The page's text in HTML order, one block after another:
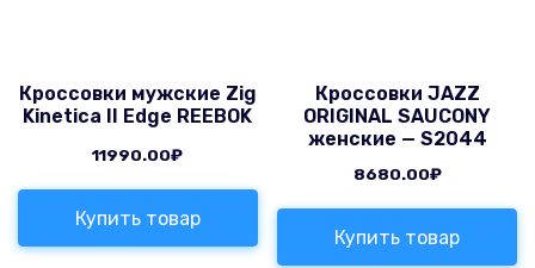
Кроссовки мужские Zig
Kinetica II Edge REEBOK
11990.00₽
Купить товар
Кроссовки JAZZ
ORIGINAL SAUCONY
женские — S2044
8680.00₽
Купить товар